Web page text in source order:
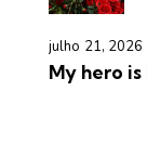
julho 21, 2026
My hero